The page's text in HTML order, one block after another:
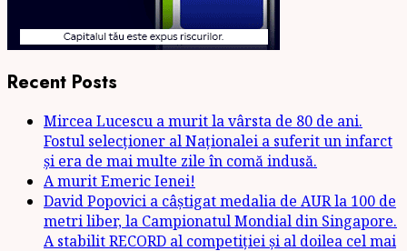
Recent Posts
Mircea Lucescu a murit la vârsta de 80 de ani.
Fostul selecționer al Naționalei a suferit un infarct
și era de mai multe zile în comă indusă.
A murit Emeric Ienei!
David Popovici a câștigat medalia de AUR la 100 de
metri liber, la Campionatul Mondial din Singapore.
A stabilit RECORD al competiției și al doilea cel mai